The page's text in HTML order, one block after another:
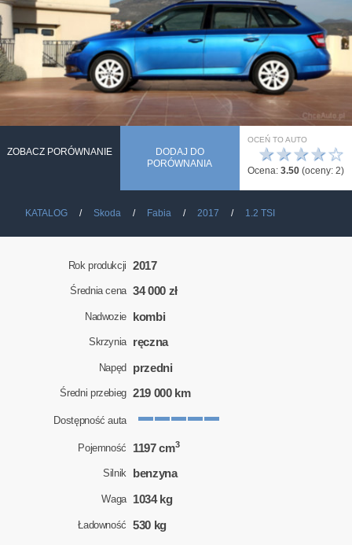
ZOBACZ PORÓWNANIE
DODAJ DO
PORÓWNANIA
OCEŃ TO AUTO
☆
★
★
★
★
Ocena: 3.50 (oceny: 2)
KATALOG Skoda Fabia 2017 1.2 TSI
Rok produkcji 2017
Średnia cena 34 000 zł
Nadwozie kombi
Skrzynia ręczna
Napęd przedni
Średni przebieg 219 000 km
Dostępność auta
Pojemność 1197 cm3
Silnik benzyna
Waga 1034 kg
Ładowność 530 kg